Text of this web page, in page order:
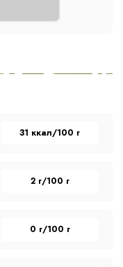
31 ккал/100 г
2 г/100 г
0 г/100 г